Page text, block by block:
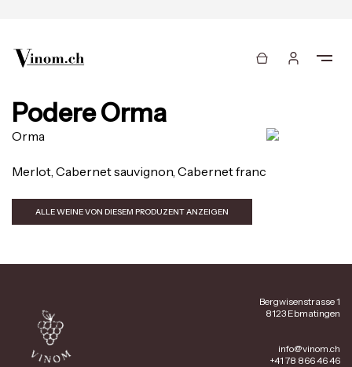
Podere Orma
Orma
Merlot, Cabernet sauvignon, Cabernet franc
ALLE WEINE VON DIESEM PRODUZENT ANZEIGEN
Bergwisenstrasse 1
8123 Ebmatingen
info@vinom.ch
+41 78 866 46 46